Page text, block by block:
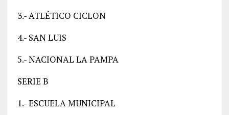
3.- ATLÉTICO CICLON
4.- SAN LUIS
5.- NACIONAL LA PAMPA
SERIE B
1.- ESCUELA MUNICIPAL